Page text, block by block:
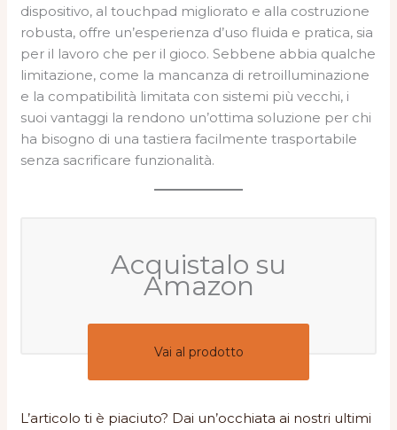
dispositivo, al touchpad migliorato e alla costruzione
robusta, offre un’esperienza d’uso fluida e pratica, sia
per il lavoro che per il gioco. Sebbene abbia qualche
limitazione, come la mancanza di retroilluminazione
e la compatibilità limitata con sistemi più vecchi, i
suoi vantaggi la rendono un’ottima soluzione per chi
ha bisogno di una tastiera facilmente trasportabile
senza sacrificare funzionalità.
Acquistalo su
Amazon
Vai al prodotto
L’articolo ti è piaciuto? Dai un’occhiata ai nostri ultimi